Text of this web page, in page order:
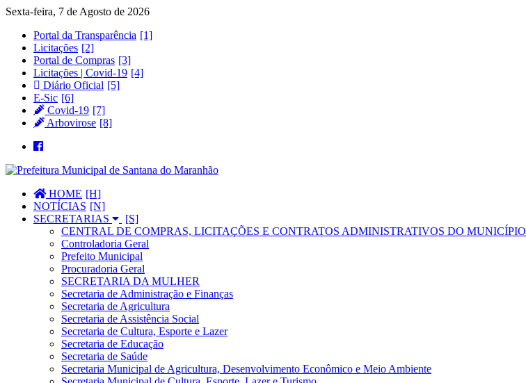
Sexta-feira, 7 de Agosto de 2026
Portal da Transparência
Licitações
Portal de Compras
Licitações | Covid-19
Diário Oficial
E-Sic
Covid-19
Arbovirose
HOME
NOTÍCIAS
SECRETARIAS
CENTRAL DE COMPRAS, LICITAÇÕES E CONTRATOS ADMINISTRATIVOS DO MUNICÍPIO
Controladoria Geral
Prefeito Municipal
Procuradoria Geral
SECRETARIA DA MULHER
Secretaria de Administração e Finanças
Secretaria de Agricultura
Secretaria de Assistência Social
Secretaria de Cultura, Esporte e Lazer
Secretaria de Educação
Secretaria de Saúde
Secretaria Municipal de Agricultura, Desenvolvimento Econômico e Meio Ambiente